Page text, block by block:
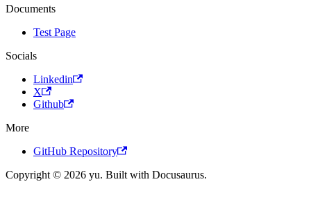
Documents
Test Page
Socials
Linkedin
X
Github
More
GitHub Repository
Copyright © 2026 yu. Built with Docusaurus.